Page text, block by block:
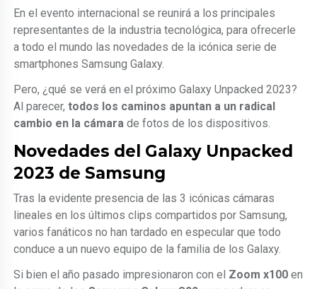
En el evento internacional se reunirá a los principales
representantes de la industria tecnológica, para ofrecerle
a todo el mundo las novedades de la icónica serie de
smartphones Samsung Galaxy.
Pero, ¿qué se verá en el próximo Galaxy Unpacked 2023?
Al parecer,todos los caminos apuntan a un radical
cambio en la cámarade fotos de los dispositivos.
Novedades del Galaxy Unpacked
2023 de Samsung
Tras la evidente presencia de las 3 icónicas cámaras
lineales en los últimos clips compartidos por Samsung,
varios fanáticos no han tardado en especular que todo
conduce a un nuevo equipo de la familia de los Galaxy.
Si bien el año pasado impresionaron con el Zoom x100 en